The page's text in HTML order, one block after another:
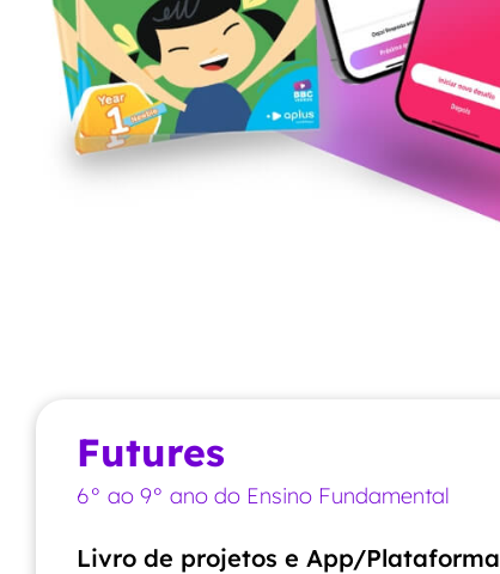
Futures
6° ao 9° ano do Ensino Fundamental
Livro de projetos e App/Plataforma